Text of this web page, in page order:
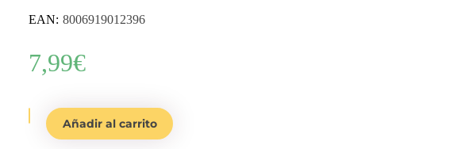
EAN: 8006919012396
7,99€
Añadir al carrito